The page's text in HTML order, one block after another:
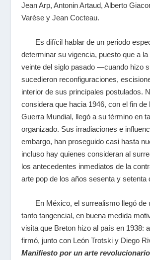
Jean Arp, Antonin Artaud, Alberto
Varèse y Jean Cocteau.
Es difícil hablar de un periodo
determinar su vigencia, puesto que a
veinte del siglo pasado —cuando hizo
sucedieron reconfiguraciones,
interior de sus principales postulados.
considera que hacia 1946, con el fin de
Guerra Mundial, llegó a su término en
organizado. Sus irradiaciones e
embargo, han proseguido casi hasta
incluso hay quienes consideran al
los antecedentes inmediatos de la
arte pop de los años sesenta y setenta
En México, el surrealismo llegó de
tanto tangencial, en buena medida
visita que Breton hizo al país en 1938:
firmó, junto con León Trotski y Diego
Manifiesto por un arte revolucionario